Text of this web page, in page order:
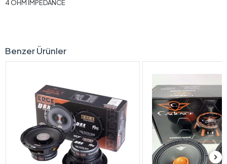
4 OHM IMPEDANCE
Benzer Ürünler